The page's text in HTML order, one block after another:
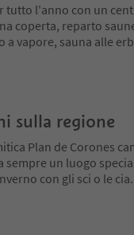
tutto l'anno con un
coperta, reparto
a vapore, sauna alle
sulla regione
Plan de Corones
sempre un luogo
con gli sci o le cia